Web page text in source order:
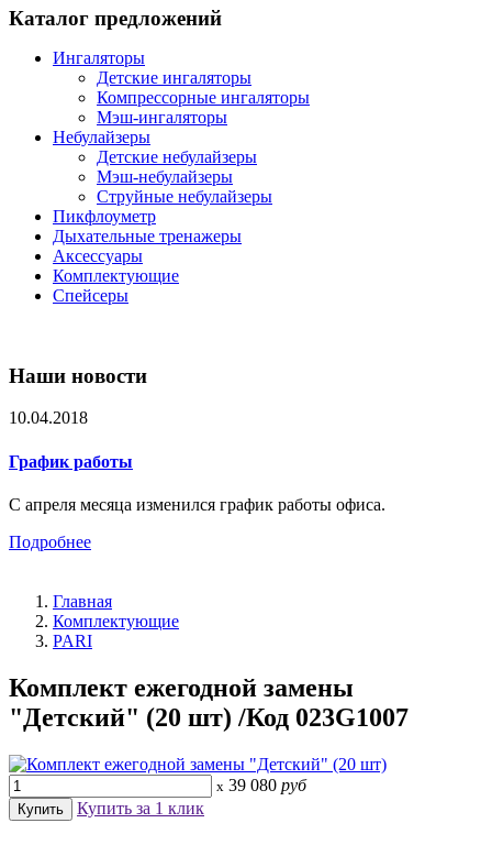
Каталог предложений
Ингаляторы
Детские ингаляторы
Компрессорные ингаляторы
Мэш-ингаляторы
Небулайзеры
Детские небулайзеры
Мэш-небулайзеры
Струйные небулайзеры
Пикфлоуметр
Дыхательные тренажеры
Аксессуары
Комплектующие
Спейсеры
Наши новости
10.04.2018
График работы
С апреля месяца изменился график работы офиса.
Подробнее
Главная
Комплектующие
PARI
Комплект ежегодной замены
"Детский" (20 шт) /Код 023G1007
x 39 080 руб
Купить за 1 клик